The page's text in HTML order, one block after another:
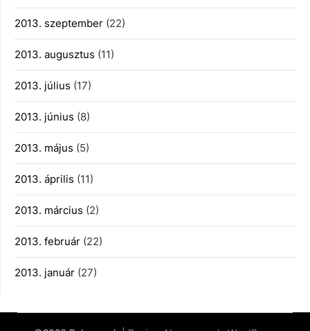
2013. szeptember (22)
2013. augusztus (11)
2013. július (17)
2013. június (8)
2013. május (5)
2013. április (11)
2013. március (2)
2013. február (22)
2013. január (27)